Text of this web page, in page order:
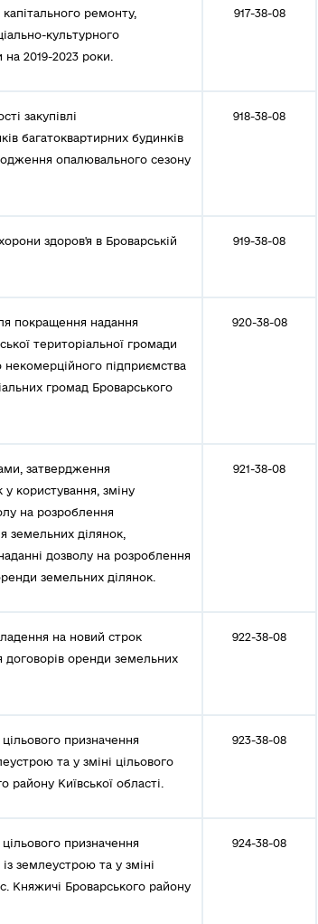
ремонту,
культурного
2019-2023 роки.
917-38-08
закупівлі
багатоквартирних будинків
опалювального сезону
918-38-08
здоров'я в Броварській
919-38-08
покращення надання
територіальної громади
некомерційного підприємства
громад Броварського
920-38-08
затвердження
користування, зміну
на розроблення
земельних ділянок,
дозволу на розроблення
земельних ділянок.
921-38-08
на новий строк
договорів оренди земельних
922-38-08
призначення
та у зміні цільового
Київської області.
923-38-08
призначення
землеустрою та у зміні
Княжичі Броварського району
924-38-08